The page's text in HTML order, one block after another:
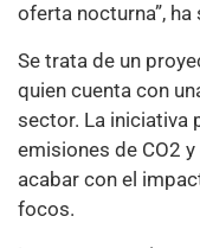
oferta nocturna”,
Se trata de un
quien cuenta con
sector. La iniciativa
emisiones de CO2
acabar con el
focos.